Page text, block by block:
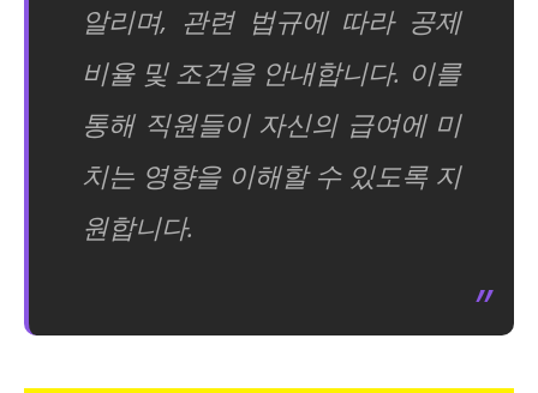
알리며, 관련 법규에 따라 공제
비율 및 조건을 안내합니다. 이를
통해 직원들이 자신의 급여에 미
치는 영향을 이해할 수 있도록 지
원합니다.